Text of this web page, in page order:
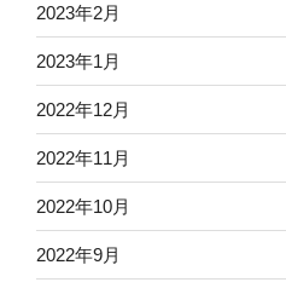
2023年2月
2023年1月
2022年12月
2022年11月
2022年10月
2022年9月